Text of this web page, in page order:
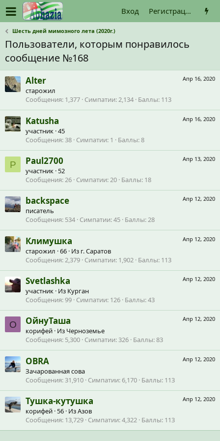
Вход Регистрация
Шесть дней мимозного лета (2020г.)
Пользователи, которым понравилось
сообщение №168
Апр 16, 2020
Alter
старожил
Сообщения 1,377 Симпатии 2,134 Баллы 113
Апр 16, 2020
Katusha
участник ·45
Сообщения 38 Симпатии 1 Баллы 8
P
Апр 13, 2020
Paul2700
участник · 52
Сообщения 26 Симпатии 20 Баллы 18
Апр 12, 2020
backspace
писатель
Сообщения 534 Симпатии 45 Баллы 28
Апр 12, 2020
Климушка
старожил ·66 · Из г. Саратов
Сообщения 2,379 Симпатии 1,902 Баллы 113
Апр 12, 2020
Svetlashka
участник · Из Курган
Сообщения 99 Симпатии 126 Баллы 43
О
Апр 12, 2020
ОйнуТаша
корифей · Из Черноземье
Сообщения 5,300 Симпатии 326 Баллы 83
Апр 12, 2020
OBRA
Зачарованная сова
Сообщения 31,910 Симпатии 6,170 Баллы 113
Апр 12, 2020
Тушка-кутушка
корифей · 56 · ИзАзов
Сообщения 13,729 Симпатии 4,322 Баллы 113